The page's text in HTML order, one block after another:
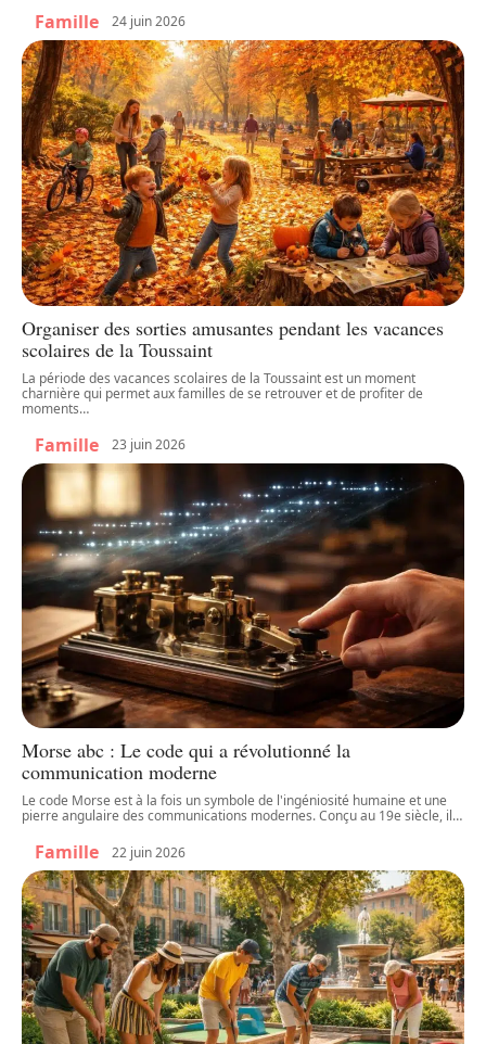
Famille 24 juin 2026
Organiser des sorties amusantes pendant les vacances
scolaires de la Toussaint
La période des vacances scolaires de la Toussaint est un moment
charnière qui permet aux familles de se retrouver et de profiter de
moments…
Famille 23 juin 2026
Morse abc : Le code qui a révolutionné la
communication moderne
Le code Morse est à la fois un symbole de l'ingéniosité humaine et une
pierre angulaire des communications modernes. Conçu au 19e siècle, il…
Famille 22 juin 2026